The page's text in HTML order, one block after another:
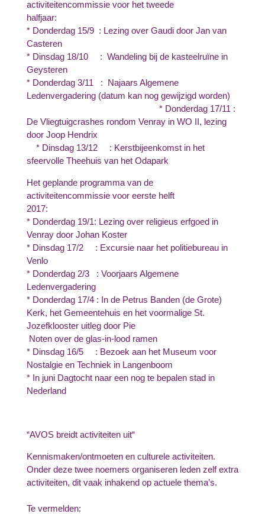
activiteitencommissie voor het tweede
halfjaar:
* Donderdag 15/9 : Lezing over Gaudi door Jan van
Casteren
* Dinsdag 18/10 : Wandeling bij de kasteelruïne in
Geysteren
* Donderdag 3/11 : Najaars Algemene
Ledenvergadering (datum kan nog gewijzigd worden)
* Donderdag 17/11 :
De Vliegtuigcrashes rondom Venray in WO II, lezing
door Joop Hendrix
* Dinsdag 13/12 : Kerstbijeenkomst in het
sfeervolle Theehuis van het Odapark
Het geplande programma van de
activiteitencommissie voor eerste helft
2017:
* Donderdag 19/1: Lezing over religieus erfgoed in
Venray door Johan Koster
* Dinsdag 17/2 : Excursie naar het politiebureau in
Venlo
* Donderdag 2/3 : Voorjaars Algemene
Ledenvergadering
* Donderdag 17/4 : In de Petrus Banden (de Grote)
Kerk, het Gemeentehuis en het voormalige St.
Jozefklooster uitleg door Pie
Noten over de glas-in-lood ramen
* Dinsdag 16/5 : Bezoek aan het Museum voor
Nostalgie en Techniek in Langenboom
* In juni Dagtocht naar een nog te bepalen stad in
Nederland
“AVOS breidt activiteiten uit“
Kennismaken/ontmoeten en culturele activiteiten.
Onder deze twee noemers organiseren leden zelf extra
activiteiten, dit vaak inhakend op actuele thema’s.
Te vermelden: